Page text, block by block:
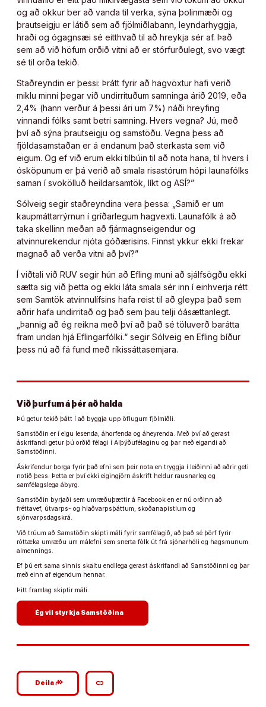
og að okkur ber að vanda til verka, sýna þolinmæði og
þrautseigju er látið sem að fjölmiðlabann, leyndarhyggja,
hraði og ógagnsæi sé eitthvað til að hreykja sér af. Það
sem að við höfum orðið vitni að er stórfurðulegt, svo vægt
sé til orða tekið.
Staðreyndin er þessi: Þrátt fyrir að hagvöxtur hafi verið
miklu minni þegar við undirrituðum samninga árið 2019, eða
2,4% (hann verður á þessi ári um 7%) náði hreyfing
vinnandi fólks samt betri samning. Hvers vegna? Jú, með
því að sýna þrautseigju og samstöðu. Vegna þess að
fjöldasamstaðan er á endanum það sterkasta sem við
eigum. Og ef við erum ekki tilbúin til að nota hana, til hvers í
ósköpunum er þá verið að smala risastórum hópi launafólks
saman í svokölluð heildarsamtök, líkt og ASÍ?”
Sólveig segir staðreyndina vera þessa: „Samið er um
kaupmáttarrýrnun í gríðarlegum hagvexti. Launafólk á að
taka skellinn meðan að fjármagnseigendur og
atvinnurekendur njóta góðærisins. Finnst ykkur ekki frekar
magnað að verða vitni að því?”
Í viðtali við RUV segir hún að Efling muni að sjálfsögðu ekki
sætta sig við þetta og ekki láta smala sér inn í einhverja rétt
sem Samtök atvinnulífsins hafa reist til að gleypa það sem
aðrir hafa undirritað og það sem þau telji óásættanlegt.
„Þannig að ég reikna með því að það sé töluverð barátta
fram undan hjá Eflingarfólki.“ segir Sólveig en Efling bíður
þess nú að fá fund með ríkissáttasemjara.
Við þurfum á þér að halda
Þú getur tekið þátt í að byggja upp öflugum fjölmiðli.
Samstöðin er í eigu lesenda, áhorfenda og áheyrenda. Með því að gerast
áskrifandi getur þú orðið félagi í Alþýðufélaginu og þar með eigandi að
Samstöðinni.
Áskrifendur borga fyrir það efni sem þeir nota en tryggja í leiðinni að aðrir geti
notið þess. Þetta er því ekki eigingjörn áskrift heldur rausnarleg og
samfélagslega ábyrg.
Samstöðin byrjaði sem umræðuþættir á Facebook en er nú orðinn að
fréttavef, útvarps- og hlaðvarpsþáttum, skoðanapistlum og
sjónvarpsdagskrá.
Við trúum að Samstöðin skipti máli fyrir samfélagið, að það sé þörf fyrir
róttæka umræðu um málefni sem snerta fólk út frá sjónarhóli og hagsmunum
almennings.
Ef þú ert sama sinnis skaltu endilega gerast áskrifandi að Samstöðinni og þar
með einn af eigendum hennar.
Þitt framlag skiptir máli.
Ég vil styrkja Samstöðina
Deilagoogle_plus_reshare link